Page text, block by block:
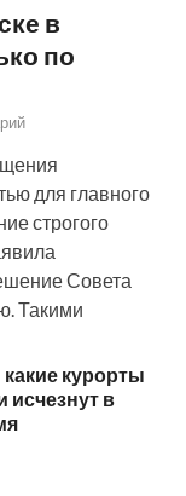
в
по
для главного
строгого
Совета
Такими
курорты
исчезнут в